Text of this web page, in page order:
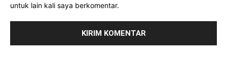
untuk lain kali saya berkomentar.